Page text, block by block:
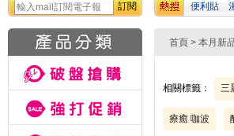
訂閱 便利貼
首頁 > 本月新
相關標籤： 三
療癒 咖波